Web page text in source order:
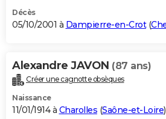
Décès
05/10/2001 à Dampierre-en-Crot(
Alexandre JAVON (87 ans)
Créer une cagnotte obsèques
Naissance
11/01/1914 à Charolles (Saône-et-Loire)